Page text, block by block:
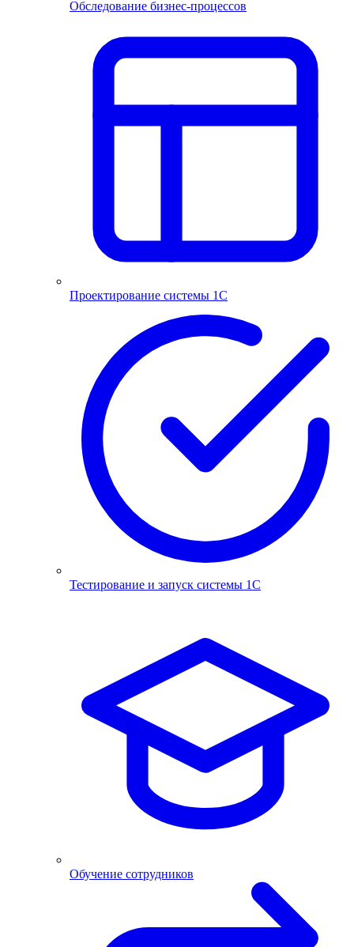
Обследование бизнес-процессов
Проектирование системы 1С
Тестирование и запуск системы 1С
Обучение сотрудников